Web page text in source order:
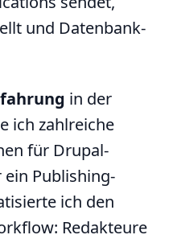
und Datenbank-
in der
ich zahlreiche
für Drupal-
ein Publishing-
ich den
Redakteure